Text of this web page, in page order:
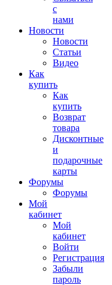
с
нами
Новости
Новости
Статьи
Видео
Как
купить
Как
купить
Возврат
товара
Дисконтные
и
подарочные
карты
Форумы
Форумы
Мой
кабинет
Мой
кабинет
Войти
Регистрация
Забыли
пароль